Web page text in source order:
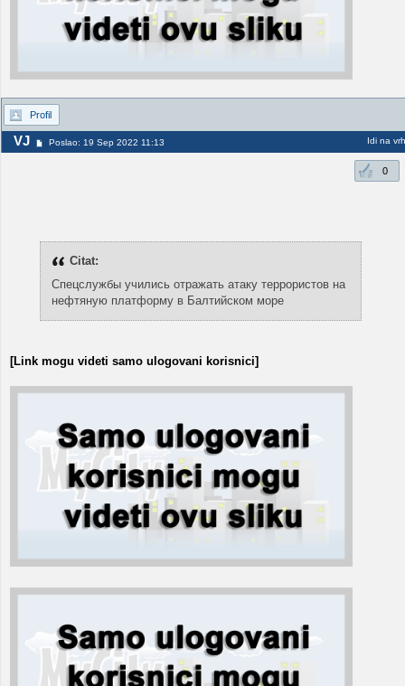
Profil
VJ Poslao: 19 Sep 2022 11:13 Idi na vrh
0
Citat:
Спецслужбы учились отражать атаку террористов на
нефтяную платформу в Балтийском море
[Link mogu videti samo ulogovani korisnici]